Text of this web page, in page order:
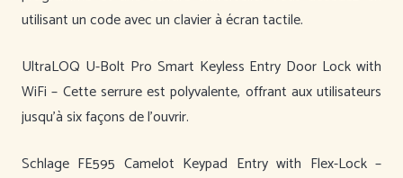
utilisant un code avec un clavier à écran tactile.
UltraLOQ U-Bolt Pro Smart Keyless Entry Door Lock with
WiFi – Cette serrure est polyvalente, offrant aux utilisateurs
jusqu’à six façons de l’ouvrir.
Schlage FE595 Camelot Keypad Entry with Flex-Lock –